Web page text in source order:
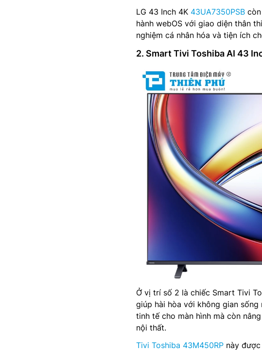
LG 43 Inch 4K 43UA7350PSB
hành webOS với giao diện thân
nghiệm cá nhân hóa và tiện ích
2. Smart Tivi Toshiba AI 43
Ở vị trí số 2 là chiếc Smart Tivi
giúp hài hòa với không gian
tinh tế cho màn hình mà còn
nội thất.
Tivi Toshiba 43M450RP này